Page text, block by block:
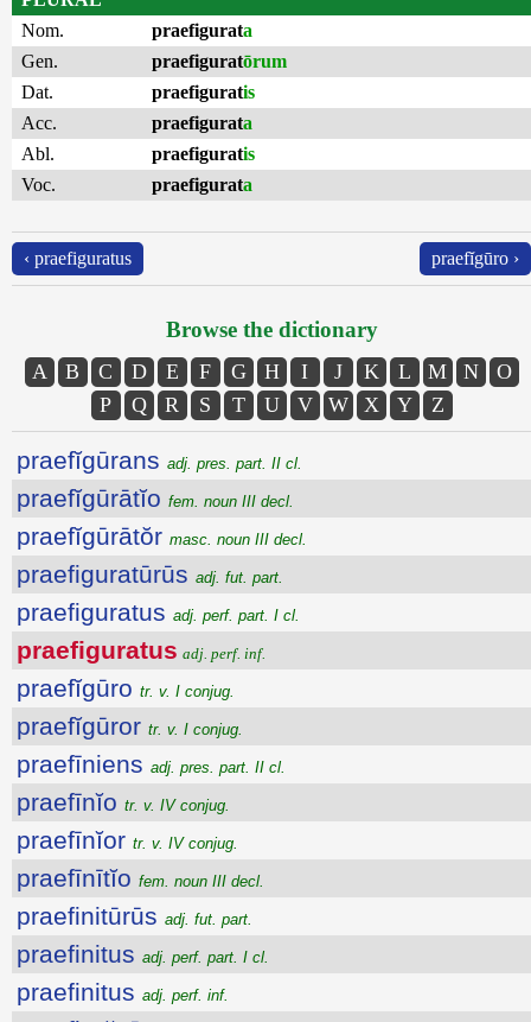
Nom.
praefigurata
Gen.
praefiguratōrum
Dat.
praefiguratis
Acc.
praefigurata
Abl.
praefiguratis
Voc.
praefigurata
‹ praefiguratus praefĭgūro ›
Browse the dictionary
A B C D E F G H I J K L M N
O
P
Q R S T U V W X Y Z
praefĭgūrans adj. pres. part. II cl.
praefĭgūrātĭo fem. noun III decl.
praefĭgūrātŏr masc. noun III decl.
praefiguratūrūs adj. fut. part.
praefiguratus adj. perf. part. I cl.
praefiguratus adj. perf. inf.
praefĭgūro tr. v. I conjug.
praefĭgūror tr. v. I conjug.
praefīniens adj. pres. part. II cl.
praefīnĭo tr. v. IV conjug.
praefīnĭor tr. v. IV conjug.
praefīnītĭo fem. noun III decl.
praefinitūrūs adj. fut. part.
praefinitus adj. perf. part. I cl.
praefinitus adj. perf. inf.